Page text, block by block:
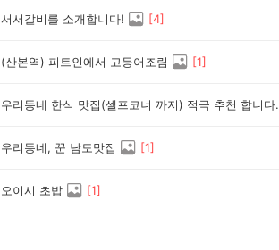
서서갈비를 소개합니다! [4]
(산본역) 피트인에서 고등어조림 [1]
우리동네 한식 맛집(셀프코너 까지) 적극 추천 합니다.
우리동네, 꾼 남도맛집 [1]
오이시 초밥 [1]